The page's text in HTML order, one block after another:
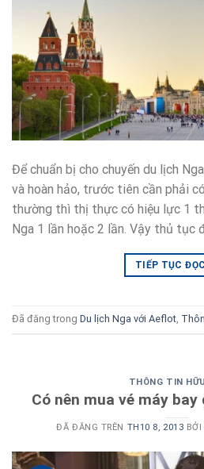
Để chuẩn bị cho chuyến du lịch
và hoàn hảo, trước tiên cần phải
thường thì thị thực có hiệu lực 1
Nga 1 lần hoặc 2 lần. Vậy thủ tục
TIẾP TỤC ĐỌC
Đã đăng trong Du lịch Nga với Aeflot,
THÔNG TIN
Có nên mua vé máy
ĐÃ ĐĂNG TRÊN TH10 8, 2013